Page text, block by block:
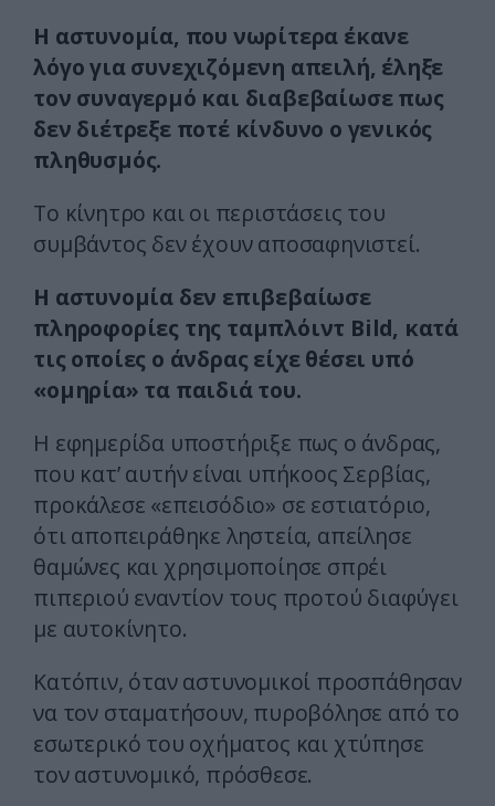
Η αστυνομία, που νωρίτερα έκανε
λόγο για συνεχιζόμενη απειλή, έληξε
τον συναγερμό και διαβεβαίωσε πως
δεν διέτρεξε ποτέ κίνδυνο ο γενικός
πληθυσμός.
Το κίνητρο και οι περιστάσεις του
συμβάντος δεν έχουν αποσαφηνιστεί.
Η αστυνομία δεν επιβεβαίωσε
πληροφορίες της ταμπλόιντ Bild, κατά
τις οποίες ο άνδρας είχε θέσει υπό
«ομηρία» τα παιδιά του.
Η εφημερίδα υποστήριξε πως ο άνδρας,
που κατ’ αυτήν είναι υπήκοος Σερβίας,
προκάλεσε «επεισόδιο» σε εστιατόριο,
ότι αποπειράθηκε ληστεία, απείλησε
θαμώνες και χρησιμοποίησε σπρέι
πιπεριού εναντίον τους προτού διαφύγει
με αυτοκίνητο.
Κατόπιν, όταν αστυνομικοί προσπάθησαν
να τον σταματήσουν, πυροβόλησε από το
εσωτερικό του οχήματος και χτύπησε
τον αστυνομικό, πρόσθεσε.